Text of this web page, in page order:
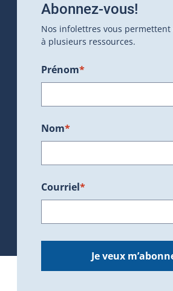
Abonnez-vous!
Nos infolettres vous permettent
à plusieurs ressources.
Prénom*
Nom*
Courriel*
Je veux